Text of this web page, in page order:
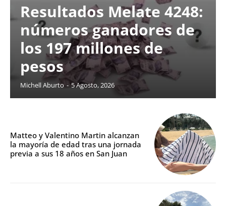
Resultados Melate 4248:
números ganadores de
los 197 millones de
pesos
Michell Aburto - 5 Agosto, 2026
Matteo y Valentino Martin alcanzan
la mayoría de edad tras una jornada
previa a sus 18 años en San Juan